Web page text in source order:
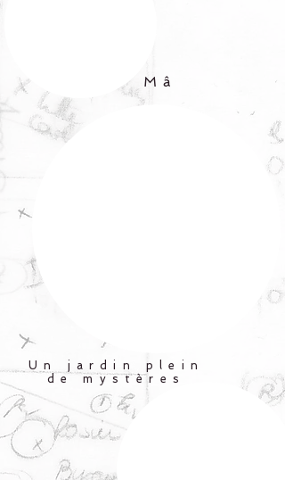
Mâ
Un jardin plein
de mystères